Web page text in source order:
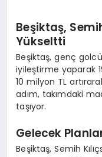
Beşiktaş,
Yükseltti
Beşiktaş, genç
iyileştirme yaparak
10 milyon TL
adım, takımdaki
taşıyor.
Gelecek
Beşiktaş, Semih